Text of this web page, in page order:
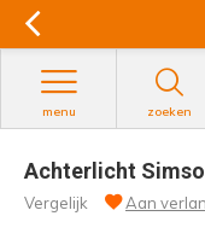
zoeken
menu
Achterlicht
Vergelijk Aan